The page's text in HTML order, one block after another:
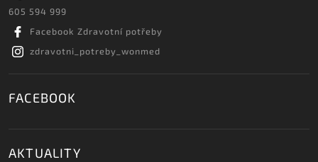
605 594 999
Facebook Zdravotní potřeby
zdravotni_potreby_wonmed
FACEBOOK
AKTUALITY